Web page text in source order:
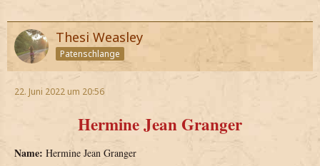
Thesi Weasley
Patenschlange
22. Juni 2022 um 20:56
Hermine Jean Granger
Name: Hermine Jean Granger